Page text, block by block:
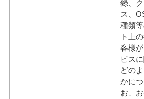
録、
ス、
種類
ト上
客様
ビス
どの
かに
お、